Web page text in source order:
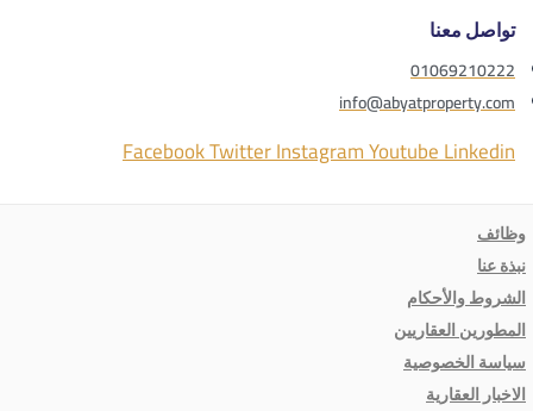
تواصل معنا
01069210222
info@abyatproperty.com
FacebookTwitterInstagramYoutubeLinkedin
وظائف
نبذة عنا
الشروط والأحكام
المطورين العقاريين
سياسة الخصوصية
الاخبار العقارية